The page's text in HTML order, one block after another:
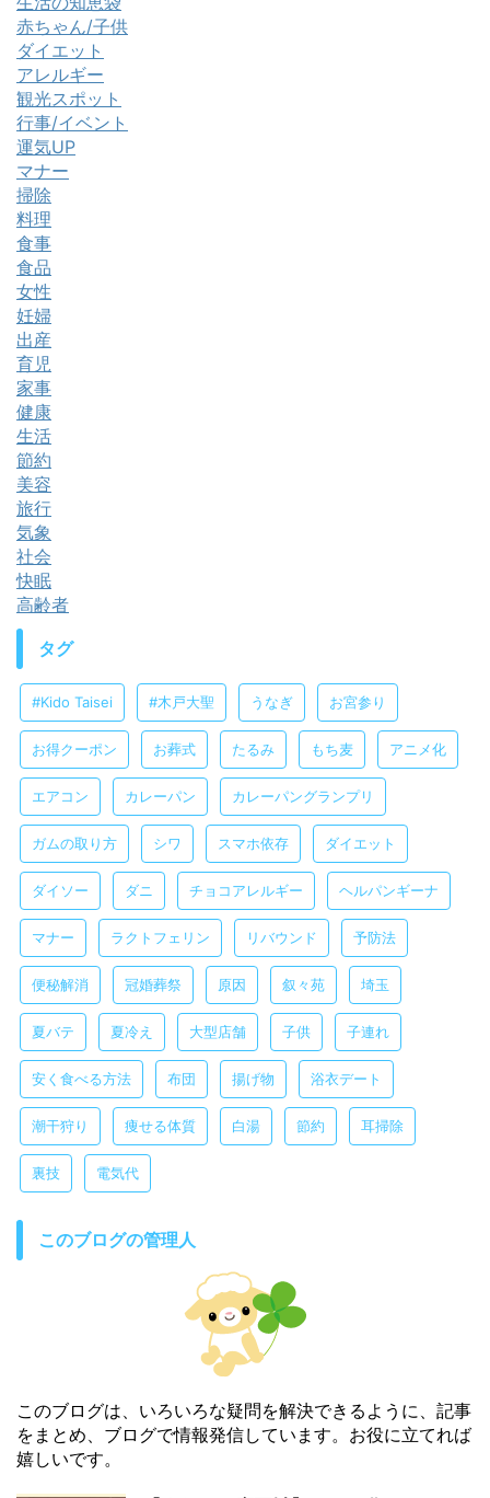
赤ちゃん/子供
ダイエット
アレルギー
観光スポット
行事/イベント
運気UP
マナー
掃除
料理
食事
食品
女性
妊婦
出産
育児
家事
健康
生活
節約
美容
旅行
気象
社会
快眠
高齢者
タグ
#Kido Taisei #木戸大聖 うなぎ お宮参り
お得クーポン お葬式 たるみ もち麦 アニメ化
エアコン カレーパン カレーパングランプリ
ガムの取り方 シワ スマホ依存 ダイエット
ダイソー ダニ チョコアレルギー ヘルパンギーナ
マナー ラクトフェリン リバウンド 予防法
便秘解消 冠婚葬祭 原因 叙々苑 埼玉
夏バテ 夏冷え 大型店舗 子供 子連れ
安く食べる方法 布団 揚げ物 浴衣デート
潮干狩り 痩せる体質 白湯 節約 耳掃除
裏技 電気代
このブログの管理人
このブログは、いろいろな疑問を解決できるように、記事
をまとめ、ブログで情報発信しています。お役に立てれば
嬉しいです。